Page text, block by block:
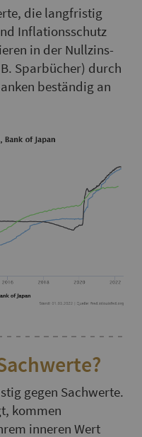
die langfristig
Inflationsschutz
in der Nullzins-
Sparbücher) durch
beständig an
gegen Sachwerte.
kommen
inneren Wert